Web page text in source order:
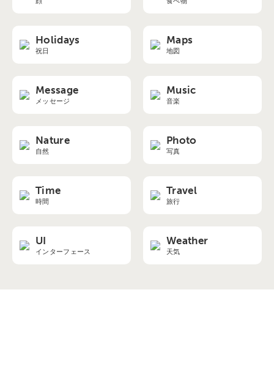
Holidays
祝日
Maps
地図
Message
メッセージ
Music
音楽
Nature
自然
Photo
写真
Time
時間
Travel
旅行
UI
インターフェース
Weather
天気